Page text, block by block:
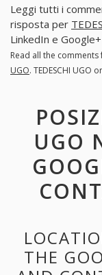
Leggi tutti i
risposta per
LinkedIn e Google+
Read all the comments
UGO. TEDESCHI UGO
UGO
THE